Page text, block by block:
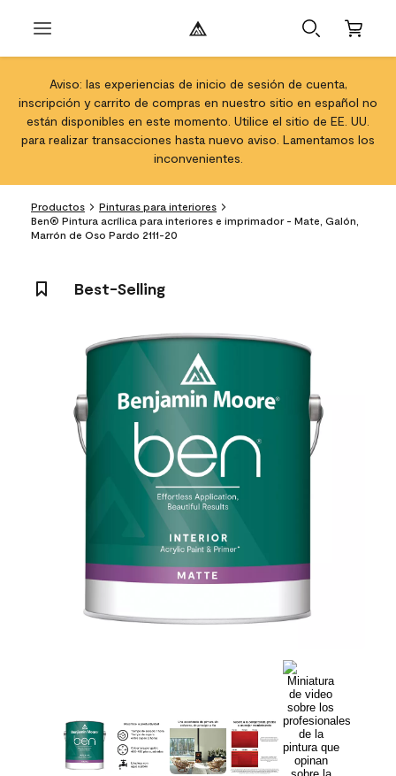
Aviso: las experiencias de inicio de sesión de cuenta,
inscripción y carrito de compras en nuestro sitio en español no
están disponibles en este momento. Utilice el sitio de EE. UU.
para realizar transacciones hasta nuevo aviso. Lamentamos los
inconvenientes.
Productos
Pinturas para interiores
Ben® Pintura acrílica para interiores e imprimador - Mate, Galón,
Marrón de Oso Pardo 2111-20
Best-Selling